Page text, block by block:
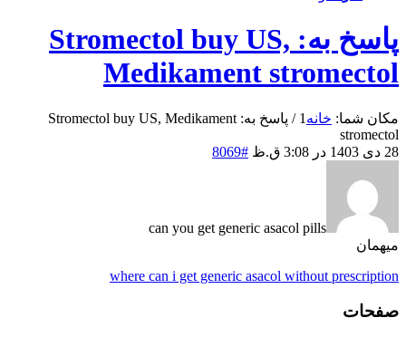
پاسخ به: Stromectol buy US,
Medikament stromectol
مکان شما: خانه 1
/
پاسخ به: Stromectol buy US, Medikament
stromectol
28 دی 1403 در 3:08 ق.ظ
#8069
can you get generic asacol pills
میهمان
where can i get generic asacol without prescription
صفحات